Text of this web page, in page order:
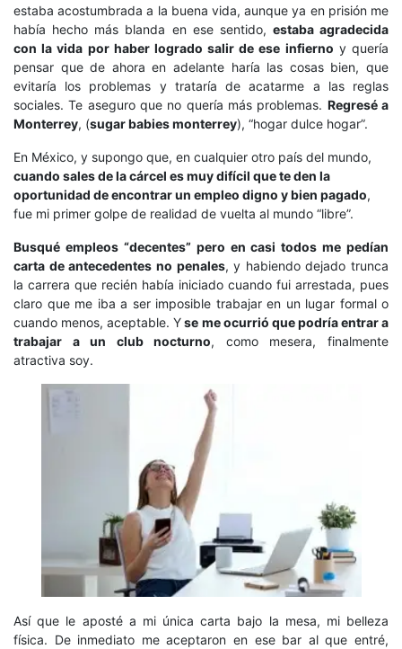
estaba acostumbrada a la buena vida, aunque ya en prisión me
había hecho más blanda en ese sentido, estaba agradecida
con la vida por haber logrado salir de ese infierno y quería
pensar que de ahora en adelante haría las cosas bien, que
evitaría los problemas y trataría de acatarme a las reglas
sociales. Te aseguro que no quería más problemas. Regresé a
Monterrey, (sugar babies monterrey), “hogar dulce hogar”.
En México, y supongo que, en cualquier otro país del mundo,
cuando sales de la cárcel es muy difícil que te den la
oportunidad de encontrar un empleo digno y bien pagado,
fue mi primer golpe de realidad de vuelta al mundo “libre”.
Busqué empleos “decentes” pero en casi todos me pedían
carta de antecedentes no penales, y habiendo dejado trunca
la carrera que recién había iniciado cuando fui arrestada, pues
claro que me iba a ser imposible trabajar en un lugar formal o
cuando menos, aceptable. Yse me ocurrió que podría entrar a
trabajar a un club nocturno, como mesera, finalmente
atractiva soy.
Así que le aposté a mi única carta bajo la mesa, mi belleza
física. De inmediato me aceptaron en ese bar al que entré,